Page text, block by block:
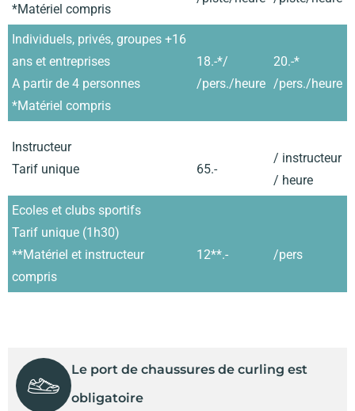
*Matériel compris
Individuels, privés, groupes +16
ans et entreprises
A partir de 4 personnes
*Matériel compris
18.-*/
/pers./heure
20.-*
/pers./heure
Instructeur
Tarif unique
65.-
/ instructeur
/ heure
Ecoles et clubs sportifs
Tarif unique (1h30)
**Matériel et instructeur
compris
12**.- /pers
Le port de chaussures de curling est
obligatoire